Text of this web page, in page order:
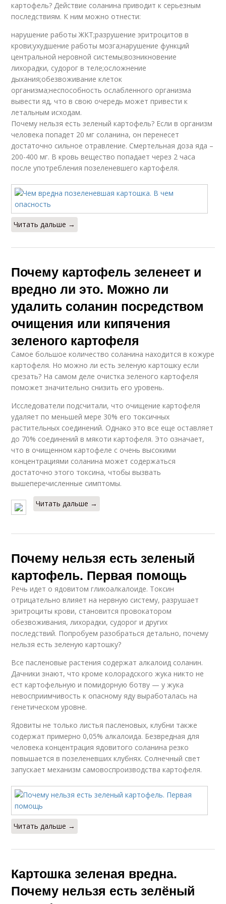
картофель? Действие соланина приводит к серьезным
последствиям. К ним можно отнести:
нарушение работы ЖКТ;разрушение эритроцитов в
крови;ухудшение работы мозга;нарушение функций
центральной неровной системы;возникновение
лихорадки, судорог в теле;осложнение
дыхания;обезвоживание клеток
организма;неспособность ослабленного организма
вывести яд, что в свою очередь может привести к
летальным исходам.
Почему нельзя есть зеленый картофель? Если в организм
человека попадет 20 мг соланина, он перенесет
достаточно сильное отравление. Смертельная доза яда –
200-400 мг. В кровь вещество попадает через 2 часа
после употребления позеленевшего картофеля.
Читать дальше →
Почему картофель зеленеет и
вредно ли это. Можно ли
удалить соланин посредством
очищения или кипячения
зеленого картофеля
Самое большое количество соланина находится в кожуре
картофеля. Но можно ли есть зеленую картошку если
срезать? На самом деле очистка зеленого картофеля
поможет значительно снизить его уровень.
Исследователи подсчитали, что очищение картофеля
удаляет по меньшей мере 30% его токсичных
растительных соединений. Однако это все еще оставляет
до 70% соединений в мякоти картофеля. Это означает,
что в очищенном картофеле с очень высокими
концентрациями соланина может содержаться
достаточно этого токсина, чтобы вызвать
вышеперечисленные симптомы.
Читать дальше →
Почему нельзя есть зеленый
картофель. Первая помощь
Речь идет о ядовитом гликоалкалоиде. Токсин
отрицательно влияет на нервную систему, разрушает
эритроциты крови, становится провокатором
обезвоживания, лихорадки, судорог и других
последствий. Попробуем разобраться детально, почему
нельзя есть зеленую картошку?
Все пасленовые растения содержат алкалоид соланин.
Дачники знают, что кроме колорадского жука никто не
ест картофельную и помидорную ботву — у жука
невосприимчивость к опасному яду выработалась на
генетическом уровне.
Ядовиты не только листья пасленовых, клубни также
содержат примерно 0,05% алкалоида. Безвредная для
человека концентрация ядовитого соланина резко
повышается в позеленевших клубнях. Солнечный свет
запускает механизм самовоспроизводства картофеля.
Читать дальше →
Картошка зеленая вредна.
Почему нельзя есть зелёный